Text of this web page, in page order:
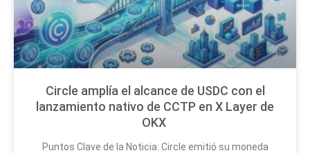
Circle amplía el alcance de USDC con el
lanzamiento nativo de CCTP en X Layer de
OKX
Puntos Clave de la Noticia: Circle emitió su moneda